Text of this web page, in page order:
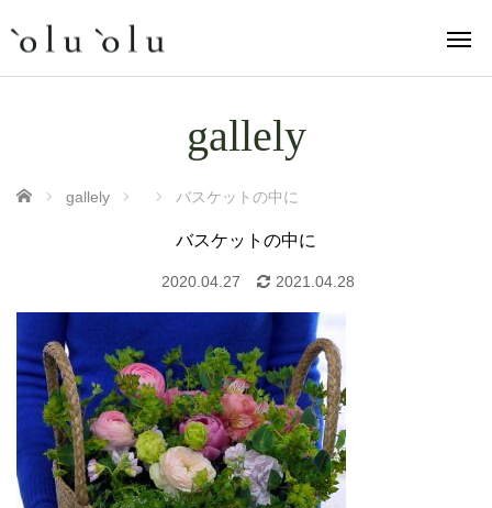
gallely
ホーム gallely バスケットの中に
バスケットの中に
2020.04.27 2021.04.28